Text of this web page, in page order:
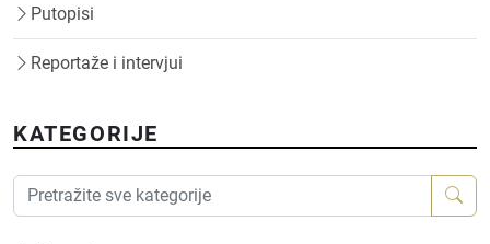
Putopisi
Reportaže i intervjui
KATEGORIJE